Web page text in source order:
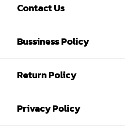
Contact Us
Bussiness Policy
Return Policy
Privacy Policy